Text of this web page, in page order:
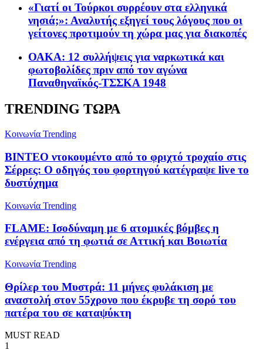
«Γιατί οι Τούρκοι συρρέουν στα ελληνικά
νησιά;»: Αναλυτής εξηγεί τους λόγους που οι
γείτονες προτιμούν τη χώρα μας για διακοπές
ΟΑΚΑ: 12 συλλήψεις για ναρκωτικά και
φωτοβολίδες πριν από τον αγώνα
Παναθηναϊκός-ΤΣΣΚΑ 1948
TRENDING ΤΩΡΑ
Κοινωνία Trending
ΒΙΝΤΕΟ ντοκουμέντο από το φριχτό τροχαίο στις
Σέρρες: Ο οδηγός του φορτηγού κατέγραψε live το
δυστύχημα
Κοινωνία Trending
FLAME: Ισοδύναμη με 6 ατομικές βόμβες η
ενέργεια από τη φωτιά σε Αττική και Βοιωτία
Κοινωνία Trending
Θρίλερ του Μυστρά: 11 μήνες φυλάκιση με
αναστολή στον 55χρονο που έκρυβε τη σορό του
πατέρα του σε καταψύκτη
MUST READ
1